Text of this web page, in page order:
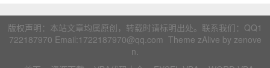
版权声明：本站文章均属原创，转载时请标明出处。联系我们： QQ1
722187970 Email:1722187970@qq.com Theme zAlive by zenove
n.